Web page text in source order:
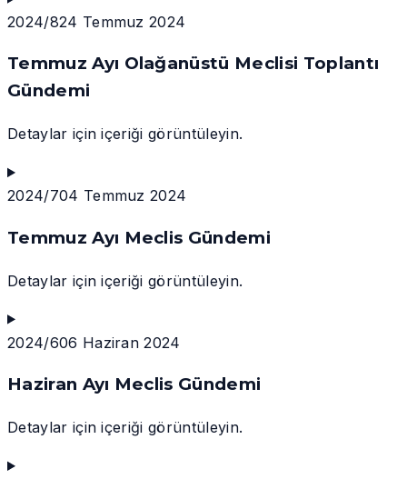
2024/824 Temmuz 2024
Temmuz Ayı Olağanüstü Meclisi Toplantı
Gündemi
Detaylar için içeriği görüntüleyin.
2024/704 Temmuz 2024
Temmuz Ayı Meclis Gündemi
Detaylar için içeriği görüntüleyin.
2024/606 Haziran 2024
Haziran Ayı Meclis Gündemi
Detaylar için içeriği görüntüleyin.